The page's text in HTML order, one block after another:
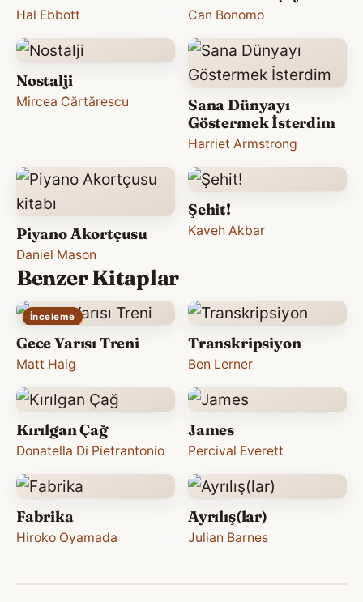
Hal Ebbott Can Bonomo
Nostalji
Mircea Cărtărescu
Sana Dünyayı
Göstermek İsterdim
Harriet Armstrong
Piyano Akortçusu
Daniel Mason
Şehit!
Kaveh Akbar
Benzer Kitaplar
İnceleme
Gece Yarısı Treni
Matt Haig
Transkripsiyon
Ben Lerner
Kırılgan Çağ
Donatella Di Pietrantonio
James
Percival Everett
Fabrika
Hiroko Oyamada
Ayrılış(lar)
Julian Barnes